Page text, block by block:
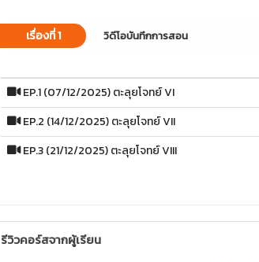
เรื่องที่ 1 วิดีโอบันทึกการสอน
EP.1 (07/12/2025) ตะลุยโจทย์ VI
EP.2 (14/12/2025) ตะลุยโจทย์ VII
EP.3 (21/12/2025) ตะลุยโจทย์ VIII
รีวิวคอร์สจากผู้เรียน